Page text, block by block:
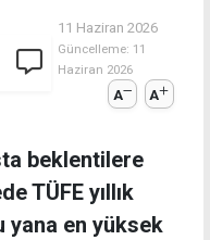
11 Haziran 2026
Güncelleme: 11
Haziran 2026
A A
beklentilere
TÜFE yıllık
yana en yüksek